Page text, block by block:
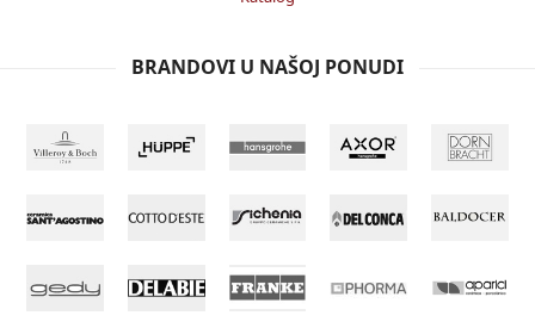
BRANDOVI U NAŠOJ PONUDI